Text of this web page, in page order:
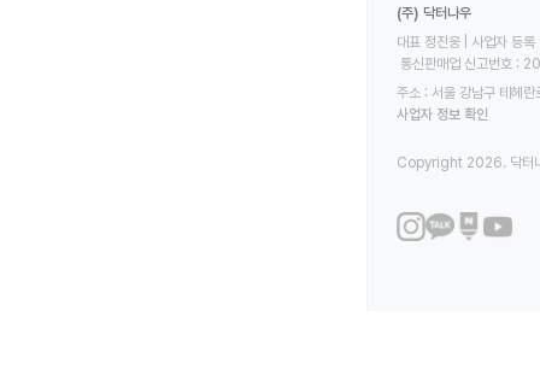
(주) 닥터나우
대표 정진웅 | 사업자
통신판매업 신고번호
주소 : 서울 강남구 테헤
사업자 정보 확인
Copyright 2026. 닥터